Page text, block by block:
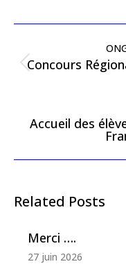
Concours
Accueil des
Related Posts
Merci ….
27 juin 2026